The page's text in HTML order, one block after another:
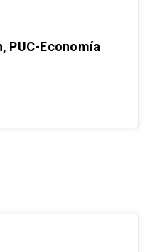
PUC-Economía